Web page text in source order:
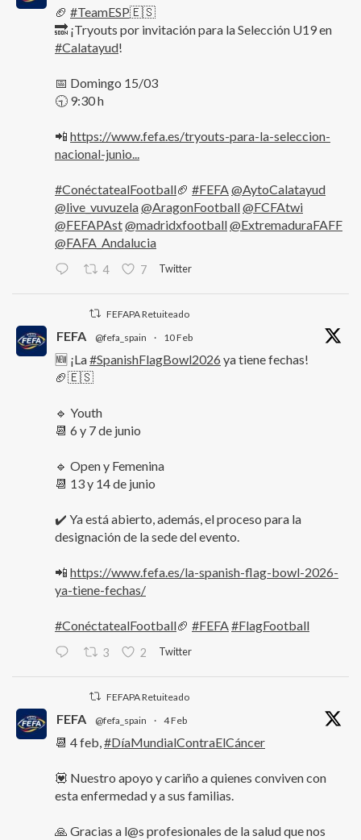
🏈 #TeamESP🇪🇸
🔜 ¡Tryouts por invitación para la Selección U19 en
#Calatayud!
📅 Domingo 15/03
🕤 9:30 h
📲 https://www.fefa.es/tryouts-para-la-seleccion-
nacional-junio...
#ConéctatealFootball🏈 #FEFA@AytoCalatayud
@live_vuvuzela@AragonFootball@FCFAtwi
@FEFAPAst@madridxfootball@ExtremaduraFAFF
@FAFA_Andalucia
4 7 Twitter
FEFAPA Retuiteado
FEFA @fefa_spain · 10 Feb
🆕 ¡La#SpanishFlagBowl2026 ya tiene fechas!
🏈🇪🇸
🔹 Youth
📆 6 y 7 de junio
🔹 Open y Femenina
📆 13 y 14 de junio
✔️ Ya está abierto, además, el proceso para la
designación de la sede del evento.
📲 https://www.fefa.es/la-spanish-flag-bowl-2026-
ya-tiene-fechas/
#ConéctatealFootball🏈 #FEFA#FlagFootball
3 2 Twitter
FEFAPA Retuiteado
FEFA @fefa_spain · 4 Feb
📆 4 feb,#DíaMundialContraElCáncer
💟 Nuestro apoyo y cariño a quienes conviven con
esta enfermedad y a sus familias.
🙏 Gracias a l@s profesionales de la salud que nos